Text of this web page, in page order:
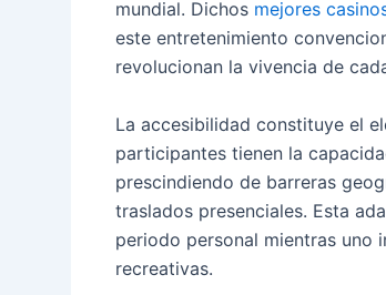
mundial. Dichos mejores
este entretenimiento
revolucionan la vivencia de
La accesibilidad constituye el
participantes tienen la
prescindiendo de barreras
traslados presenciales. Esta
periodo personal mientras uno
recreativas.